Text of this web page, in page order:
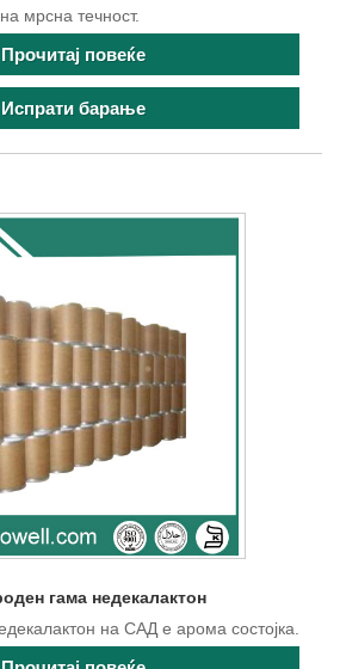
мрсна течност.
Прочитај повеќе
Испрати барање
гама недекалактон
на САД е арома состојка.